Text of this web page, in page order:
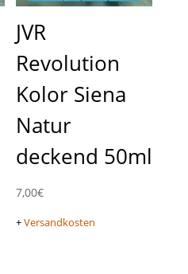
JVR
Revolution
Kolor Siena
Natur
deckend 50ml
7,00€
+Versandkosten